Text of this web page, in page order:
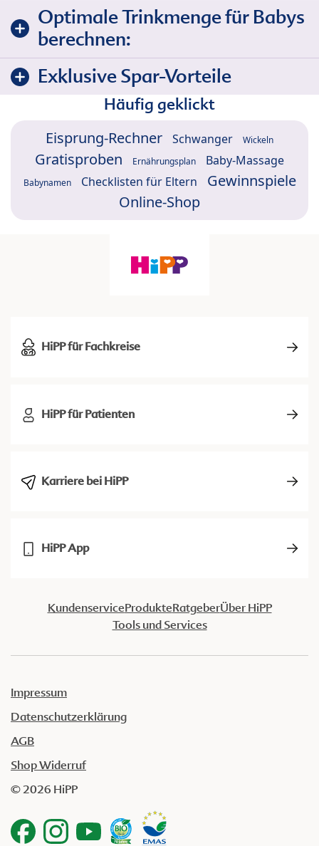
Optimale Trinkmenge für Babys
berechnen:
Exklusive Spar-Vorteile
Häufig geklickt
Eisprung-Rechner Schwanger Wickeln
Gratisproben Ernährungsplan Baby-Massage
Babynamen Checklisten für Eltern
Gewinnspiele
Online-Shop
HiPP für Fachkreise
HiPP für Patienten
Karriere bei HiPP
HiPP App
KundenserviceProdukteRatgeberÜber HiPP
Tools und Services
Impressum
Datenschutzerklärung
AGB
Shop Widerruf
© 2026 HiPP